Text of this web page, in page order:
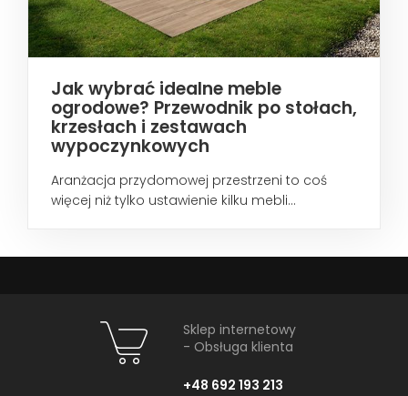
Jak wybrać idealne meble
ogrodowe? Przewodnik po stołach,
krzesłach i zestawach
wypoczynkowych
Aranżacja przydomowej przestrzeni to coś
więcej niż tylko ustawienie kilku mebli...
Sklep internetowy
- Obsługa klienta
+48 692 193 213